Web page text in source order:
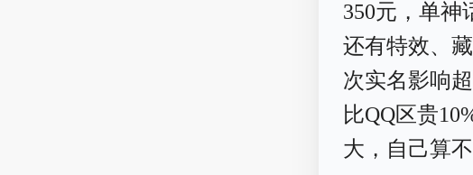
350元，单神
还有特效、
次实名影响
比QQ区贵
大，自己算